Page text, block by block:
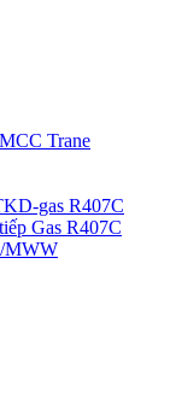
Trane
gas R407C
Gas R407C
MWW